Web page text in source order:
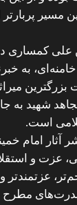
مسیر
علی کمساری
به
شهید به
است.
آثار امام
عزت و
عزتمندتر
مطرح